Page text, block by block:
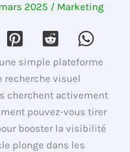
2025 / Marketing
simple plateforme
recherche visuel
cherchent activement
pouvez-vous tirer
booster la visibilité
plonge dans les